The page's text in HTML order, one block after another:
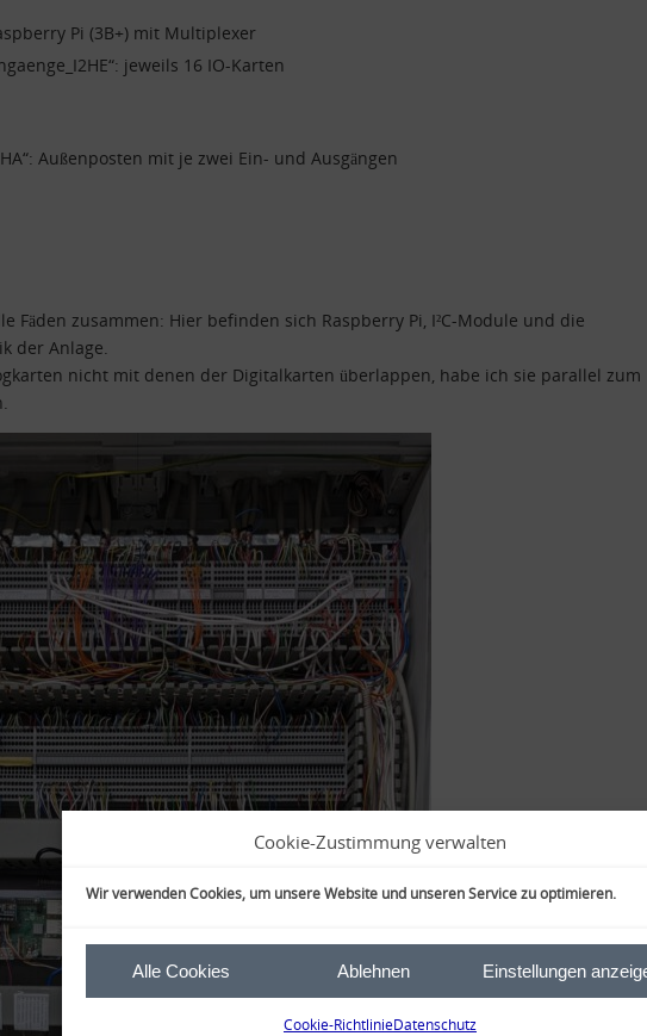
Cookie-Zustimmung verwalten
Wir verwenden Cookies, um unsere Website und unseren Service zu optimieren.
Alle Cookies Ablehnen Einstellungen
Cookie-RichtlinieDatenschutz
Pi (3B+) mit Multiplexer
jeweils 16 IO-Karten
Außenposten mit je zwei Ein- und Ausgängen
Fäden zusammen: Hier befinden sich Raspberry Pi, I²C-Module und die
der Anlage.
nicht mit denen der Digitalkarten überlappen, habe ich sie parallel zum